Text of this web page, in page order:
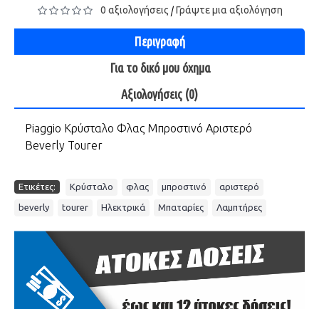
0 αξιολογήσεις /Γράψτε μια αξιολόγηση
Περιγραφή
Για το δικó μου óχημα
Αξιολογήσεις (0)
Piaggio Κρύσταλο Φλας Μπροστινό Αριστερό
Beverly Tourer
Ετικέτες: Κρύσταλο φλας μπροστινό αριστερό
beverly tourer Ηλεκτρικά Μπαταρίες Λαμπτήρες